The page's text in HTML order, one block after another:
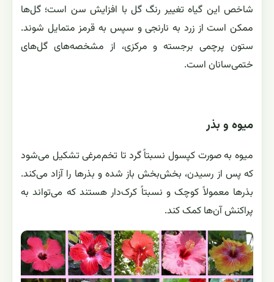
شاخص این گیاه تغییر رنگ گل با افزایش سن است؛ گل‌ها
ممکن است از زرد به نارنجی و سپس به قرمز متمایل شوند.
ستون پرچمی برجسته و مرکزی، از مشخصه‌های گل‌های
ختمی‌سانان است.
میوه و بذر
میوه به صورت کپسول نسبتاً گرد تا تخم‌مرغی تشکیل می‌شود
که پس از رسیدن، بخش‌بخش باز شده و بذرها را آزاد می‌کند.
بذرها معمولاً کوچک و نسبتاً کرک‌دار هستند که می‌تواند به
پراکنش آن‌ها کمک کند.